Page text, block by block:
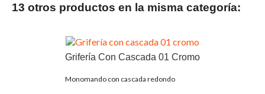
13 otros productos en la misma categoría:
Grifería Con Cascada 01 Cromo
Monomando con cascada redondo